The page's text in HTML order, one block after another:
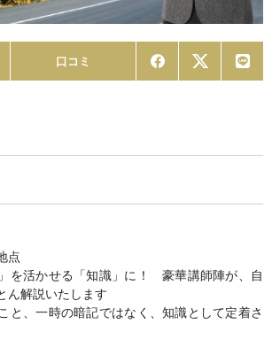
口コミ
点
を活かせる「知識」に！ 豪華講師陣が、自
ん解説いたします
と、一時の暗記ではなく、知識として定着さ